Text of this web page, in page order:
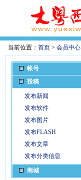
当前位置： 首页 > 会员中心
帐号
投稿
发布新闻
发布软件
发布图片
发布FLASH
发布文章
发布分类信息
商城